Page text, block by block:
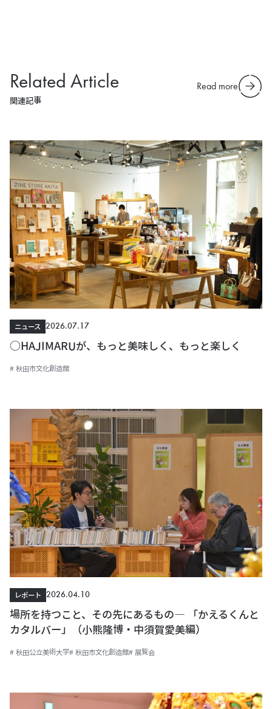
Related Article
関連記事
Read more
ニュース
2026.07.17
○HAJIMARUが、もっと美味しく、もっと楽しく
# 秋田市文化創造館
レポート
2026.04.10
場所を持つこと、その先にあるもの― 「かえるくんと
カタルバー」（小熊隆博・中須賀愛美編）
# 秋田公立美術大学# 秋田市文化創造館# 展覧会